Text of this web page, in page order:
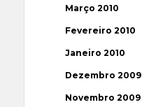
Março 2010
Fevereiro 2010
Janeiro 2010
Dezembro 2009
Novembro 2009